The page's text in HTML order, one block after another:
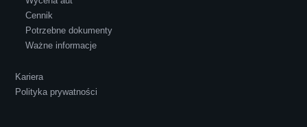
Cennik
Potrzebne dokumenty
Ważne informacje
Kariera
Polityka prywatności